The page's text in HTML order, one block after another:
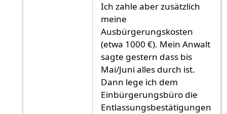
Ich zahle aber zusätzlich
meine
Ausbürgerungskosten
(etwa 1000 €). Mein Anwalt
sagte gestern dass bis
Mai/Juni alles durch ist.
Dann lege ich dem
Einbürgerungsbüro die
Entlassungsbestätigungen